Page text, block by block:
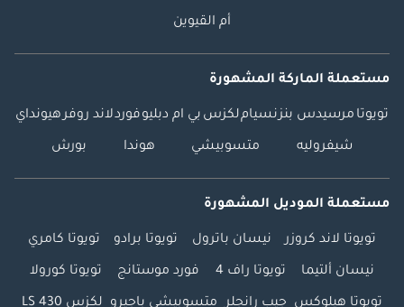
أم القيوين
مستعملة الماركة المشهورة
تويوتا مرسيدس بنزنسياملكزس بي ام دبليوفوردلاند روفرهيونداي
شيفروليه متسوبيشي هوندا بورش
مستعملة الموديل المشهورة
تويوتا لاند كروزر نيسان باترول تويوتا برادو تويوتا كامري
نيسان ألتيما تويوتا راف 4 فورد موستانج تويوتا كورولا
تويوتا هيلوكس جيب رانجلر متسوبيشي باجيرو لكزس LS 430